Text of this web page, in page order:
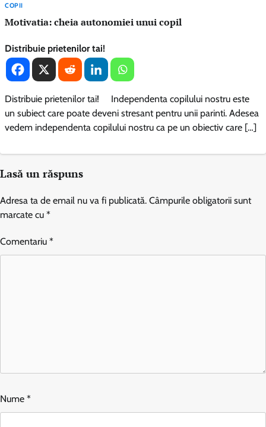
COPII
Motivatia: cheia autonomiei unui copil
Distribuie prietenilor tai!
Distribuie prietenilor tai! Independenta copilului nostru este
un subiect care poate deveni stresant pentru unii parinti. Adesea
vedem independenta copilului nostru ca pe un obiectiv care […]
Lasă un răspuns
Adresa ta de email nu va fi publicată. Câmpurile obligatorii sunt
marcate cu *
Comentariu *
Nume *